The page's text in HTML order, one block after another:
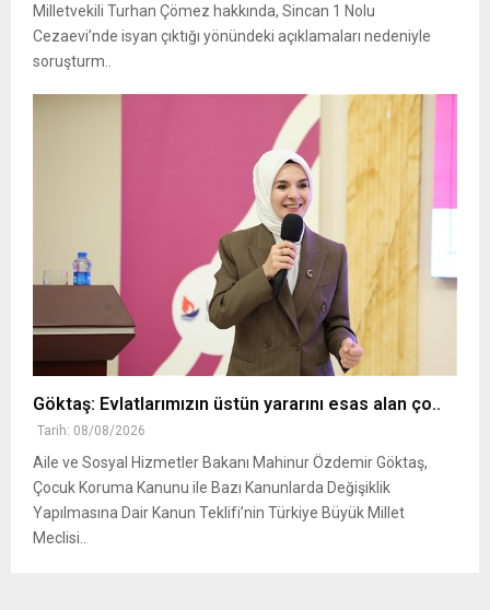
Milletvekili Turhan Çömez hakkında, Sincan 1 Nolu
Cezaevi’nde isyan çıktığı yönündeki açıklamaları nedeniyle
soruşturm..
Göktaş: Evlatlarımızın üstün yararını esas alan ço..
Tarih: 08/08/2026
Aile ve Sosyal Hizmetler Bakanı Mahinur Özdemir Göktaş,
Çocuk Koruma Kanunu ile Bazı Kanunlarda Değişiklik
Yapılmasına Dair Kanun Teklifi’nin Türkiye Büyük Millet
Meclisi..